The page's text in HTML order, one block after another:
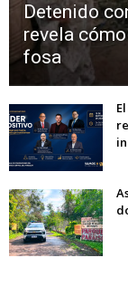
Detenido
revela
fosa